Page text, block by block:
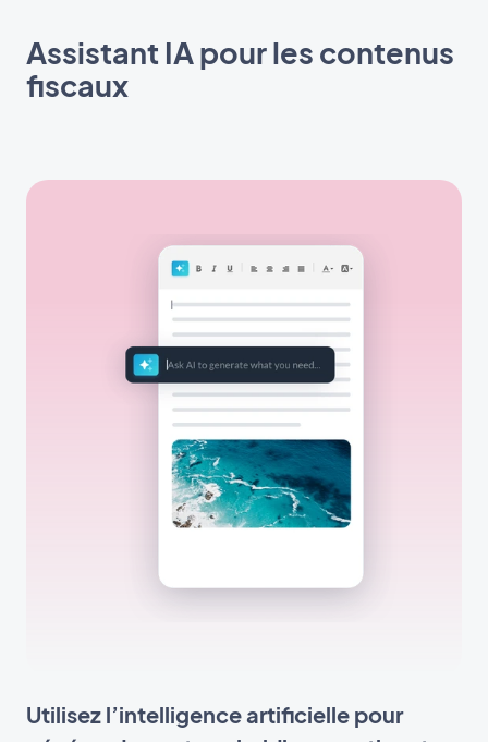
Assistant IA pour les contenus
fiscaux
Utilisez l’intelligence artificielle pour